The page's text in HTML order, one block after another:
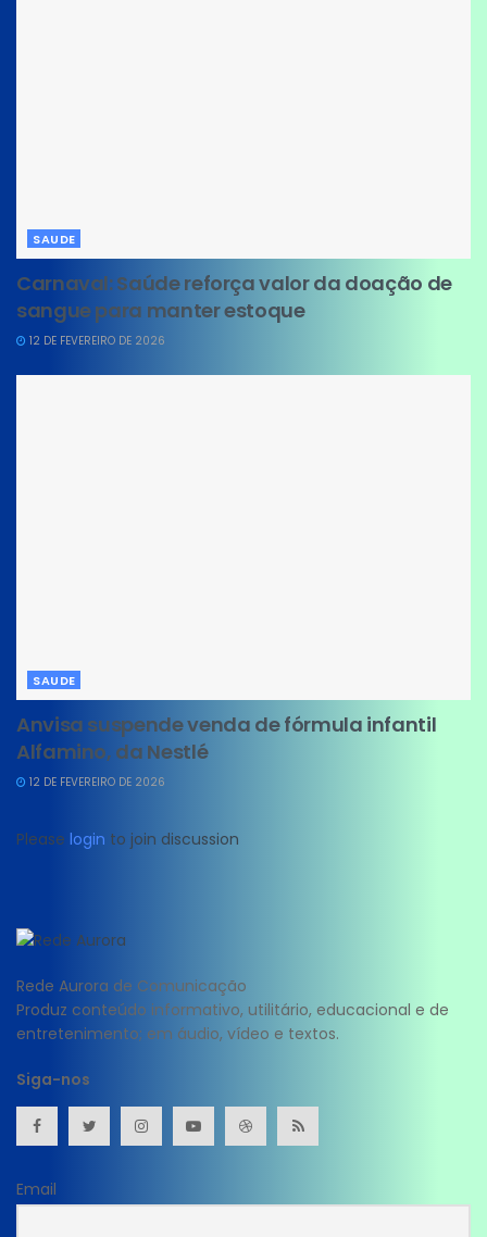
SAUDE
Carnaval: Saúde reforça valor da doação de
sangue para manter estoque
12 DE FEVEREIRO DE 2026
SAUDE
Anvisa suspende venda de fórmula infantil
Alfamino, da Nestlé
12 DE FEVEREIRO DE 2026
Please login to join discussion
Rede Aurora de Comunicação
Produz conteúdo informativo, utilitário, educacional e de
entretenimento; em áudio, vídeo e textos.
Siga-nos
Email